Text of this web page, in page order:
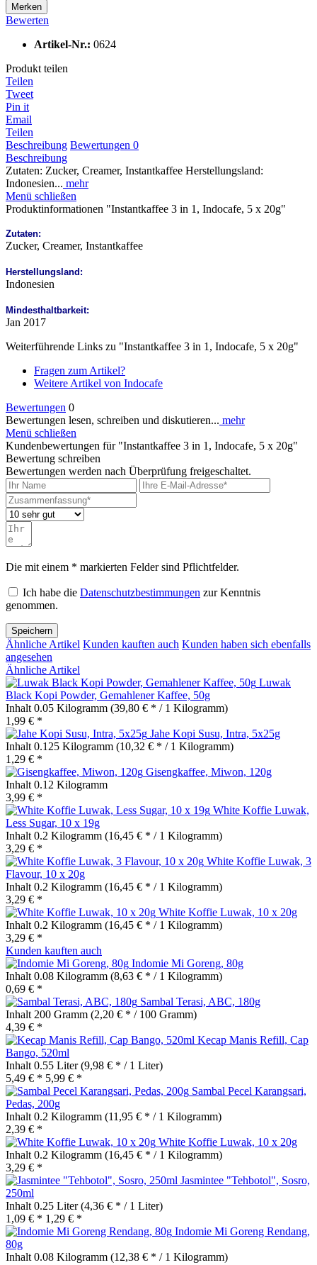
Merken
Bewerten
Artikel-Nr.: 0624
Produkt teilen
Teilen
Tweet
Pin it
Email
Teilen
Beschreibung Bewertungen 0
Beschreibung
Zutaten: Zucker, Creamer, Instantkaffee Herstellungsland:
Indonesien... mehr
Menü schließen
Produktinformationen "Instantkaffee 3 in 1, Indocafe, 5 x 20g"
Zutaten:
Zucker, Creamer, Instantkaffee
Herstellungsland:
Indonesien
Mindesthaltbarkeit:
Jan 2017
Weiterführende Links zu "Instantkaffee 3 in 1, Indocafe, 5 x 20g"
Fragen zum Artikel?
Weitere Artikel von Indocafe
Bewertungen 0
Bewertungen lesen, schreiben und diskutieren... mehr
Menü schließen
Kundenbewertungen für "Instantkaffee 3 in 1, Indocafe, 5 x 20g"
Bewertung schreiben
Bewertungen werden nach Überprüfung freigeschaltet.
Die mit einem * markierten Felder sind Pflichtfelder.
Ich habe die Datenschutzbestimmungen zur Kenntnis
genommen.
Speichern
Ähnliche Artikel Kunden kauften auch Kunden haben sich ebenfalls
angesehen
Ähnliche Artikel
Luwak
Black Kopi Powder, Gemahlener Kaffee, 50g
Inhalt 0.05 Kilogramm (39,80 € * / 1 Kilogramm)
1,99 € *
Jahe Kopi Susu, Intra, 5x25g
Inhalt 0.125 Kilogramm (10,32 € * / 1 Kilogramm)
1,29 € *
Gisengkaffee, Miwon, 120g
Inhalt 0.12 Kilogramm
3,99 € *
White Koffie Luwak,
Less Sugar, 10 x 19g
Inhalt 0.2 Kilogramm (16,45 € * / 1 Kilogramm)
3,29 € *
White Koffie Luwak, 3
Flavour, 10 x 20g
Inhalt 0.2 Kilogramm (16,45 € * / 1 Kilogramm)
3,29 € *
White Koffie Luwak, 10 x 20g
Inhalt 0.2 Kilogramm (16,45 € * / 1 Kilogramm)
3,29 € *
Kunden kauften auch
Indomie Mi Goreng, 80g
Inhalt 0.08 Kilogramm (8,63 € * / 1 Kilogramm)
0,69 € *
Sambal Terasi, ABC, 180g
Inhalt 200 Gramm (2,20 € * / 100 Gramm)
4,39 € *
Kecap Manis Refill, Cap
Bango, 520ml
Inhalt 0.55 Liter(9,98 € * / 1 Liter)
5,49 € * 5,99 € *
Sambal Pecel Karangsari,
Pedas, 200g
Inhalt 0.2 Kilogramm (11,95 € * / 1 Kilogramm)
2,39 € *
White Koffie Luwak, 10 x 20g
Inhalt 0.2 Kilogramm (16,45 € * / 1 Kilogramm)
3,29 € *
Jasmintee "Tehbotol", Sosro,
250ml
Inhalt 0.25 Liter(4,36 € * / 1 Liter)
1,09 € * 1,29 € *
Indomie Mi Goreng Rendang,
80g
Inhalt 0.08 Kilogramm (12,38 € * / 1 Kilogramm)